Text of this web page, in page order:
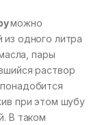
можно
одного литра
пары
раствор
при этом шубу
В таком